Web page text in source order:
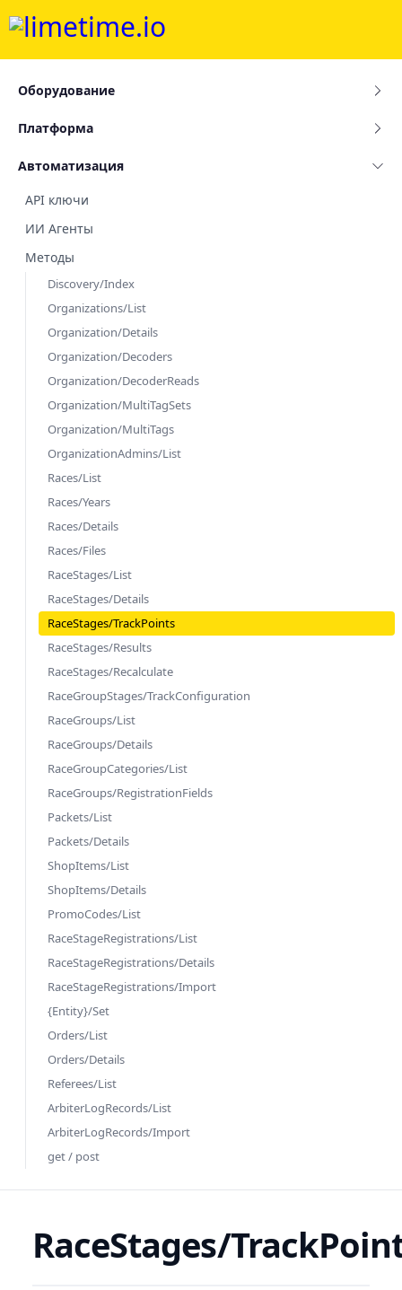
Оборудование
Платформа
Автоматизация
API ключи
ИИ Агенты
Методы
Discovery/Index
Organizations/List
Organization/Details
Organization/Decoders
Organization/DecoderReads
Organization/MultiTagSets
Organization/MultiTags
OrganizationAdmins/List
Races/List
Races/Years
Races/Details
Races/Files
RaceStages/List
RaceStages/Details
RaceStages/TrackPoints
RaceStages/Results
RaceStages/Recalculate
RaceGroupStages/TrackConfiguration
RaceGroups/List
RaceGroups/Details
RaceGroupCategories/List
RaceGroups/RegistrationFields
Packets/List
Packets/Details
ShopItems/List
ShopItems/Details
PromoCodes/List
RaceStageRegistrations/List
RaceStageRegistrations/Details
RaceStageRegistrations/Import
{Entity}/Set
Orders/List
Orders/Details
Referees/List
ArbiterLogRecords/List
ArbiterLogRecords/Import
get / post
RaceStages/